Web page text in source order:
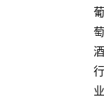
葡
萄
酒
行
业